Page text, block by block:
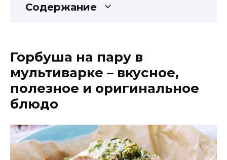
Содержание
Горбуша на пару в
мультиварке – вкусное,
полезное и оригинальное
блюдо